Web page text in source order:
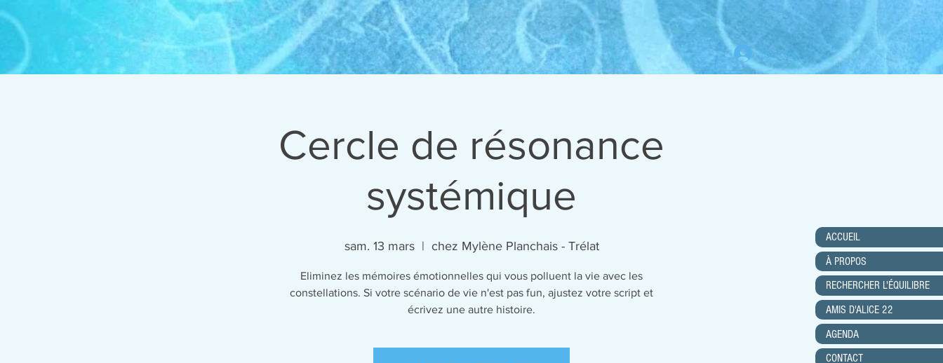
Se connecter
Cercle de résonance
systémique
sam. 13 mars
  |
chez Mylène Planchais - Trélat
Eliminez les mémoires émotionnelles qui vous polluent la vie avec les
constellations. Si votre scénario de vie n'est pas fun, ajustez votre script et
ACCUEIL
À PROPOS
RECHERCHER L'ÉQUILIBRE
AMIS D'ALICE 22
AGENDA
CONTACT